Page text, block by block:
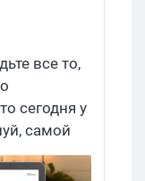
все то,
сегодня у
самой
которую
нет